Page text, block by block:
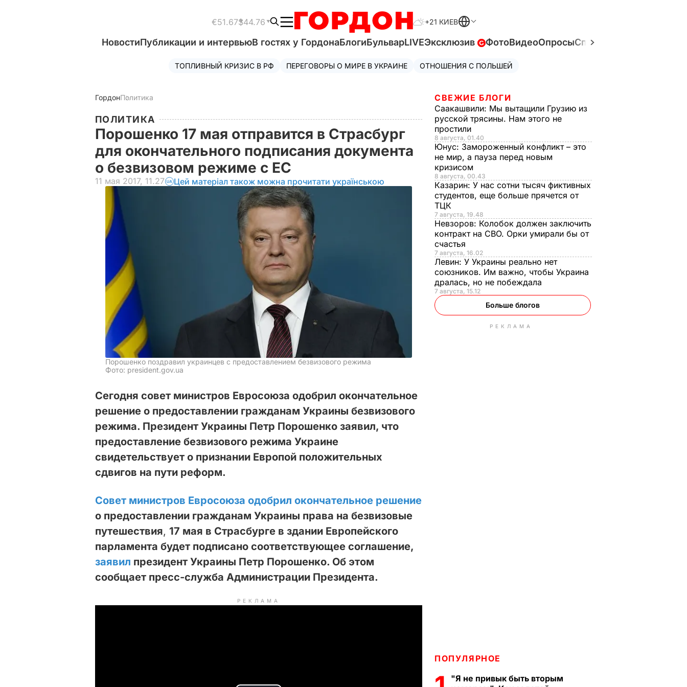
€51.67$44.76 +21 КИЕВ
НовостиПубликации и интервьюВ гостях у ГордонаБлогиБульварLIVEЭксклюзив ФотоВидеоОпросыСпецпроекты
ТОПЛИВНЫЙ КРИЗИС В РФ ПЕРЕГОВОРЫ О МИРЕ В УКРАИНЕ ОТНОШЕНИЯ С ПОЛЬШЕЙ
ГордонПолитика
ПОЛИТИКА
Порошенко 17 мая отправится в Страсбург
для окончательного подписания документа
о безвизовом режиме с ЕС
11 мая 2017, 11.27 Цей матеріал також можна прочитати українською
Порошенко поздравил украинцев с предоставлением безвизового режима
Фото: president.gov.ua
Сегодня совет министров Евросоюза одобрил окончательное
решение о предоставлении гражданам Украины безвизового
режима. Президент Украины Петр Порошенко заявил, что
предоставление безвизового режима Украине
свидетельствует о признании Европой положительных
сдвигов на пути реформ.
Совет министров Евросоюза одобрил окончательное решение
о предоставлении гражданам Украины права на безвизовые
путешествия, 17 мая в Страсбурге в здании Европейского
парламента будет подписано соответствующее соглашение,
заявил президент Украины Петр Порошенко. Об этом
сообщает пресс-служба Администрации Президента.
РЕКЛАМА
СВЕЖИЕ БЛОГИ
Саакашвили: Мы вытащили Грузию из
русской трясины. Нам этого не
простили
8 августа, 01.40
Юнус: Замороженный конфликт – это
не мир, а пауза перед новым
кризисом
8 августа, 00.43
Казарин: У нас сотни тысяч фиктивных
студентов, еще больше прячется от
ТЦК
7 августа, 19.48
Невзоров: Колобок должен заключить
контракт на СВО. Орки умирали бы от
счастья
7 августа, 16.02
Левин: У Украины реально нет
союзников. Им важно, чтобы Украина
дралась, но не побеждала
7 августа, 15.12
Больше блогов
РЕКЛАМА
ПОПУЛЯРНОЕ
"Я не привык быть вторым